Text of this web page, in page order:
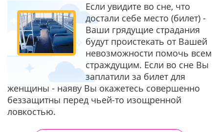
Если увидите во сне, что
достали себе место (билет) -
Ваши грядущие страдания
будут проистекать от Вашей
невозможности помочь всем
страждущим. Если во сне Вы
заплатили за билет для
женщины - наяву Вы окажетесь совершенно
беззащитны перед чьей-то изощренной
ловкостью.